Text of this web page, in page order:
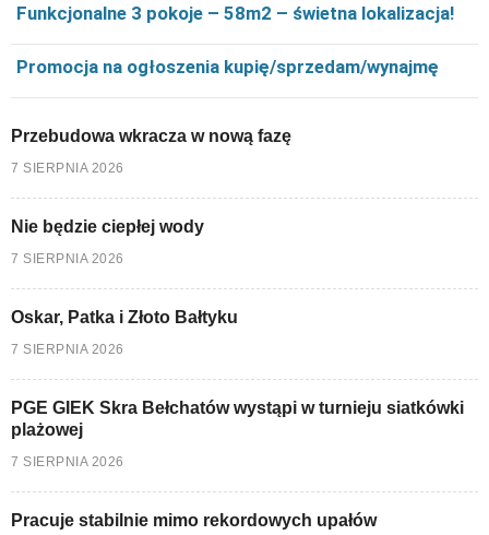
Funkcjonalne 3 pokoje – 58m2 – świetna lokalizacja!
Promocja na ogłoszenia kupię/sprzedam/wynajmę
Przebudowa wkracza w nową fazę
7 SIERPNIA 2026
Nie będzie ciepłej wody
7 SIERPNIA 2026
Oskar, Patka i Złoto Bałtyku
7 SIERPNIA 2026
PGE GIEK Skra Bełchatów wystąpi w turnieju siatkówki
plażowej
7 SIERPNIA 2026
Pracuje stabilnie mimo rekordowych upałów